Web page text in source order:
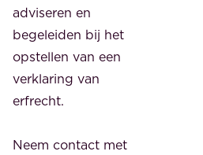
adviseren en
begeleiden bij het
opstellen van een
verklaring van
erfrecht.
Neem contact met